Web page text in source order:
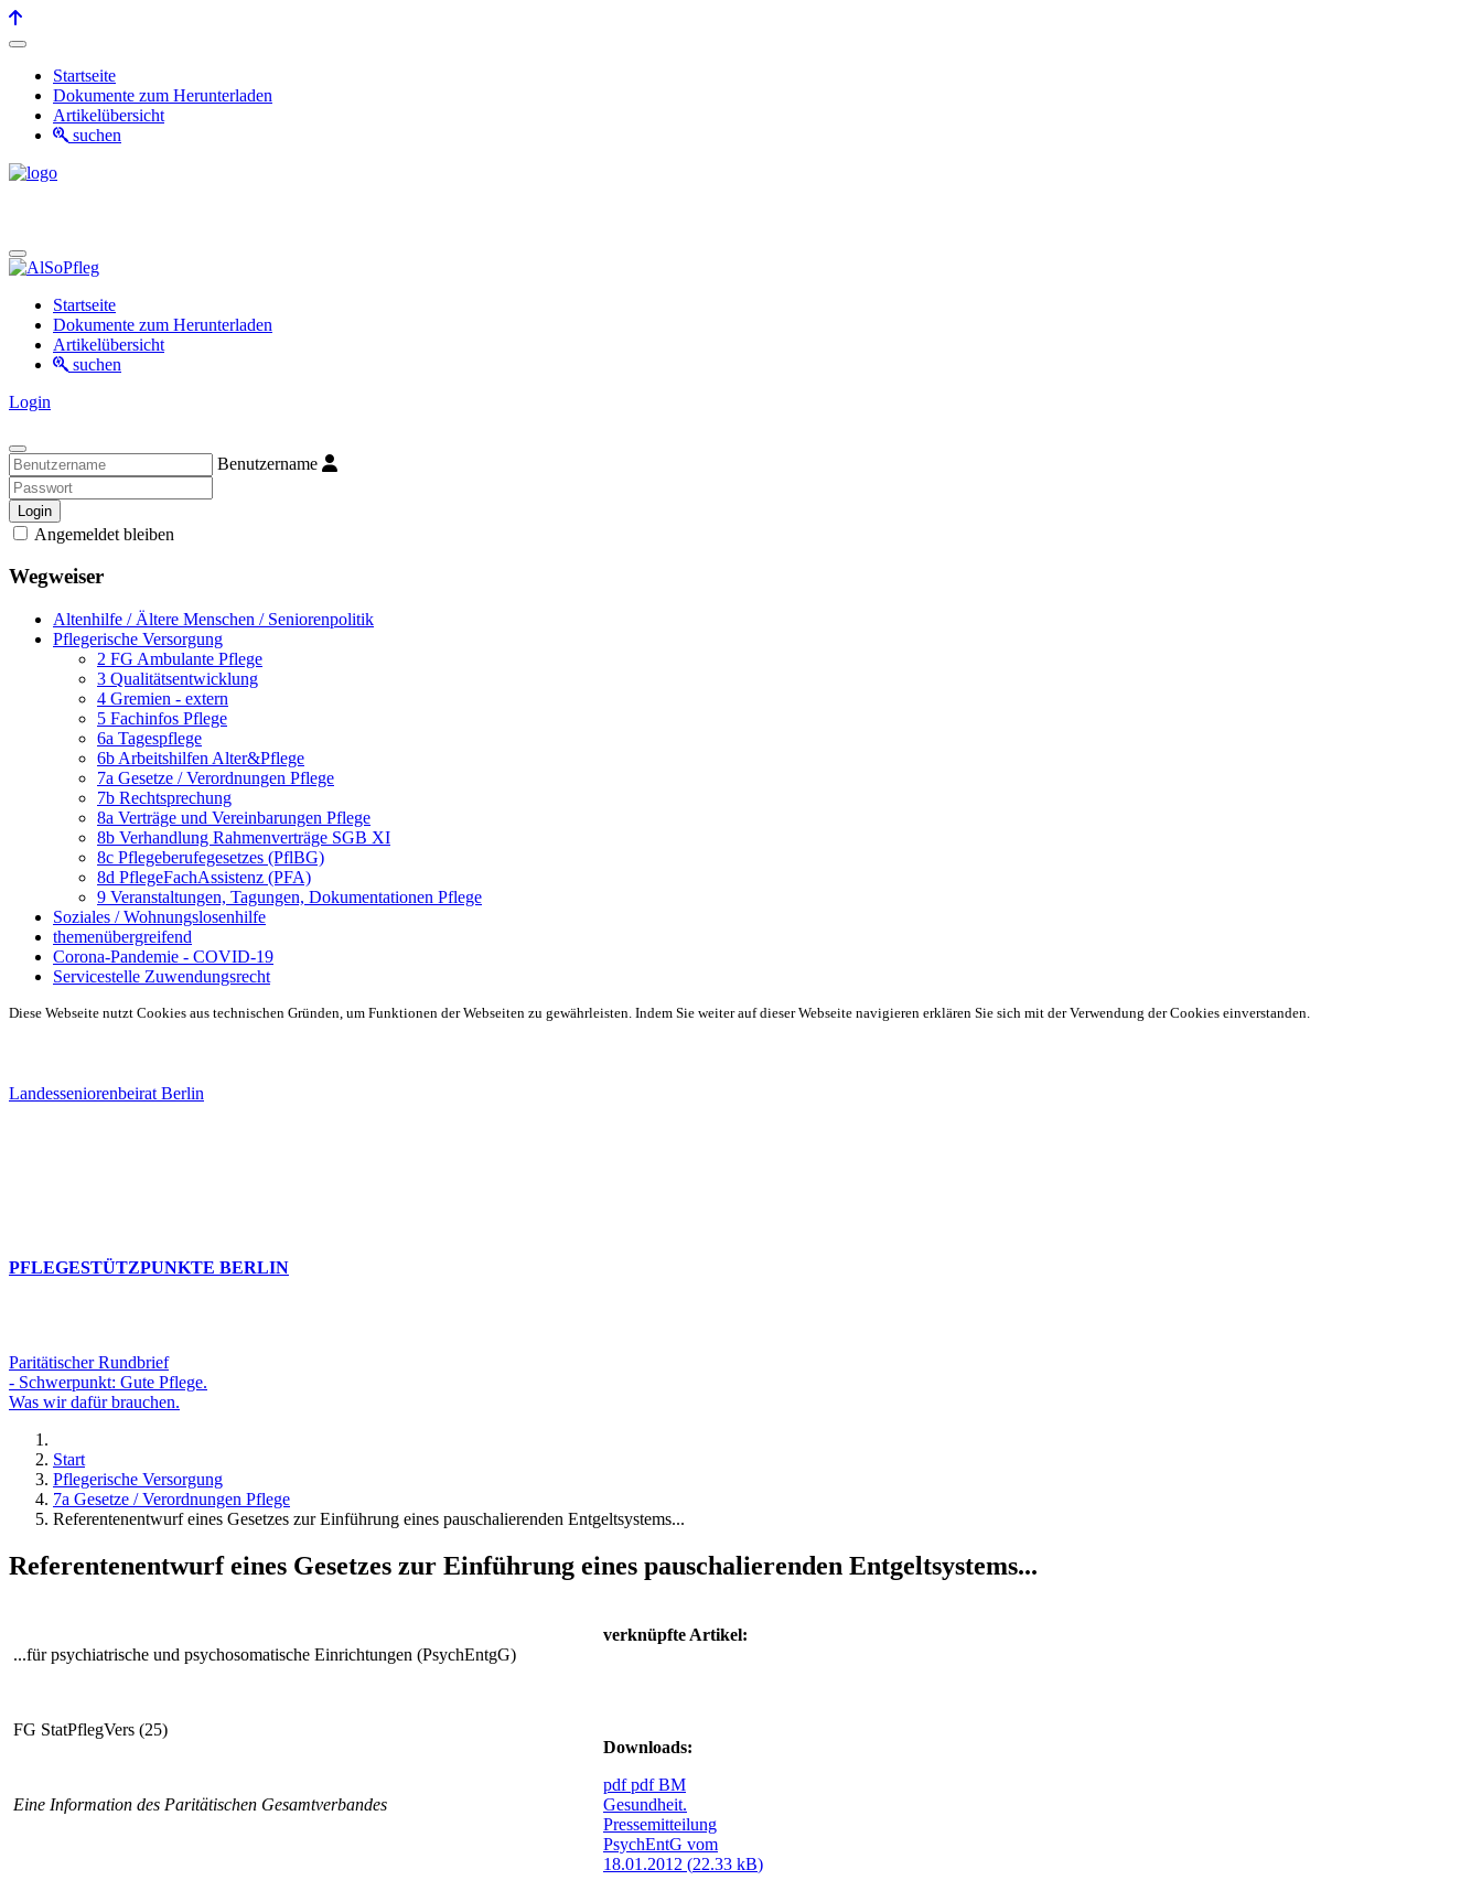
Startseite
Dokumente zum Herunterladen
Artikelübersicht
suchen
Startseite
Dokumente zum Herunterladen
Artikelübersicht
suchen
Login
Benutzername
Login
Angemeldet bleiben
Wegweiser
Altenhilfe / Ältere Menschen / Seniorenpolitik
Pflegerische Versorgung
2 FG Ambulante Pflege
3 Qualitätsentwicklung
4 Gremien - extern
5 Fachinfos Pflege
6a Tagespflege
6b Arbeitshilfen Alter&Pflege
7a Gesetze / Verordnungen Pflege
7b Rechtsprechung
8a Verträge und Vereinbarungen Pflege
8b Verhandlung Rahmenverträge SGB XI
8c Pflegeberufegesetzes (PflBG)
8d PflegeFachAssistenz (PFA)
9 Veranstaltungen, Tagungen, Dokumentationen Pflege
Soziales / Wohnungslosenhilfe
themenübergreifend
Corona-Pandemie - COVID-19
Servicestelle Zuwendungsrecht
Diese Webseite nutzt Cookies aus technischen Gründen, um Funktionen der Webseiten zu gewährleisten. Indem Sie weiter auf dieser Webseite navigieren erklären Sie sich mit der Verwendung der Cookies einverstanden.
Landesseniorenbeirat Berlin
PFLEGESTÜTZPUNKTE BERLIN
Paritätischer Rundbrief
- Schwerpunkt: Gute Pflege.
Was wir dafür brauchen.
Start
Pflegerische Versorgung
7a Gesetze / Verordnungen Pflege
Referentenentwurf eines Gesetzes zur Einführung eines pauschalierenden Entgeltsystems...
Referentenentwurf eines Gesetzes zur Einführung eines pauschalierenden Entgeltsystems...
...für psychiatrische und psychosomatische Einrichtungen (PsychEntgG)
FG StatPflegVers (25)
Eine Information des Paritätischen Gesamtverbandes
verknüpfte Artikel:
Downloads:
pdf pdfBM
Gesundheit.
Pressemitteilung
PsychEntG vom
18.01.2012 (22.33 kB)